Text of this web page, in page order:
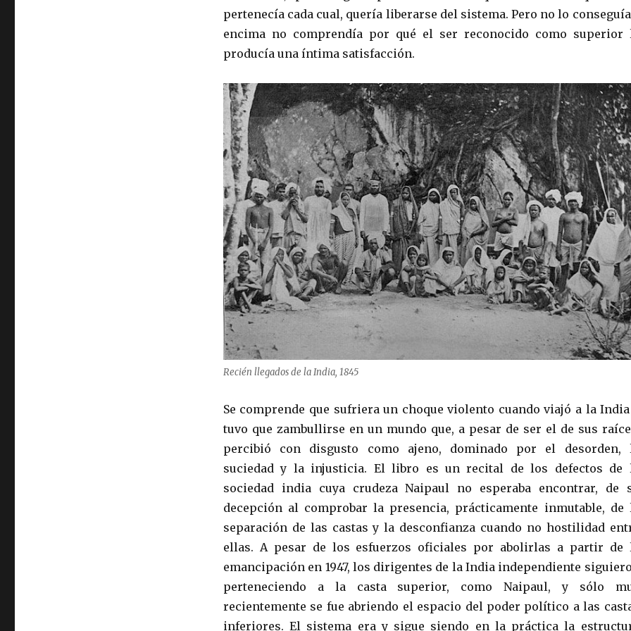
pertenecía cada cual, quería liberarse del sistema. Pero no lo
encima no comprendía por qué el ser reconocido como superior
producía una íntima satisfacción.
Recién llegados de la India, 1845
Se comprende que sufriera un choque violento cuando viajó a la
tuvo que zambullirse en un mundo que, a pesar de ser el de sus
percibió con disgusto como ajeno, dominado por el desorden,
suciedad y la injusticia. El libro es un recital de los defectos de
sociedad india cuya crudeza Naipaul no esperaba encontrar, de
decepción al comprobar la presencia, prácticamente inmutable, de
separación de las castas y la desconfianza cuando no hostilidad
ellas. A pesar de los esfuerzos oficiales por abolirlas a partir de
emancipación en 1947, los dirigentes de la India independiente
perteneciendo a la casta superior, como Naipaul, y sólo
recientemente se fue abriendo el espacio del poder político a las
inferiores. El sistema era y sigue siendo en la práctica la